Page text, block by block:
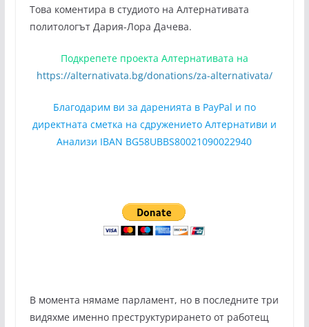
Това коментира в студиото на Алтернативата
политологът Дария-Лора Дачева.
Подкрепете проекта Алтернативата на
https://alternativata.bg/donations/za-alternativata/
Благодарим ви за даренията в PayPal и по
директната сметка на сдружението Алтернативи и
Анализи IBAN BG58UBBS80021090022940
В момента нямаме парламент, но в последните три
видяхме именно преструктурирането от работещ